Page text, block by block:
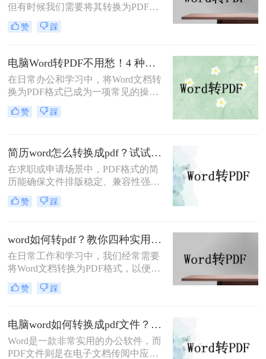
但有时候我们需要将其转换为PDF格
式，以确保文档内容的稳定性和可读
性。PDF格式可以保留文档的原始格
查看时都能保持一致性。那么word文
档怎么转换成pdf呢？下面将介绍四种
将Word文档转换成PDF的方法，帮助
您轻松完成转换。
赞 踩
电脑Word转PDF不用愁！4 种转换方法还能压缩文件体积！
在日常办公和学习中，将Word文档转
换为PDF格式已成为一项常见的操
作。PDF格式以其高度的兼容性、稳
定性和安全性，在文档分享、分发和
Word转换为PDF的方法。
赞 踩
简历word怎么转换成pdf？试试这5种常用转换方法！
在求职或申请场景中，PDF格式的简
历能确保文件排版稳定、兼容性强，
避免因不同设备或软件打开导致格式
错乱。那么简历word怎么转换成pdf
高效完成转换并提升简历的专业性。
赞 踩
word如何转pdf？教你四种实用的转PDF方法！
在日常工作和学习中，我们经常需要
将Word文档转换为PDF格式，以便更
好地保存、分享和打印文件。PDF格
式具有跨平台兼容性好、不易被篡改
Word如何转PDF呢？本文将介绍四种
实用的Word转PDF的方法，帮助读者
轻松实现文档格式的转换。
赞 踩
电脑word如何转换成pdf文件？教你4个方法轻松完成转换任务！
Word是一款非常实用的办公软件，而
PDF文件则是在电子文档传阅中应用